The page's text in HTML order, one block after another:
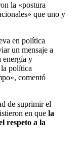
la «postura
que uno y
en política
un mensaje a
energía y
política
comentó
de suprimir el
en que la
respeto a la